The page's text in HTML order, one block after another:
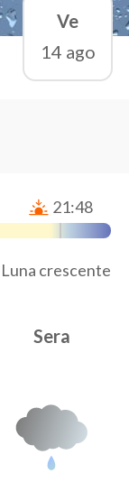
Ve
14 ago
21:48
Luna crescente
Sera